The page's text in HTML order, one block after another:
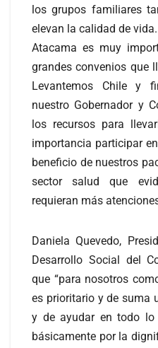
los grupos familiares
elevan la calidad de
Atacama es muy
grandes convenios que
Levantemos Chile y
nuestro Gobernador y
los recursos para
importancia participar
beneficio de nuestros
sector salud que
requieran más
Daniela Quevedo,
Desarrollo Social del
que “para nosotros
es prioritario y de suma
y de ayudar en todo
básicamente por la